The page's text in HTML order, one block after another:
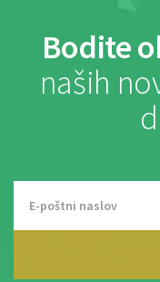
Bodite
naših